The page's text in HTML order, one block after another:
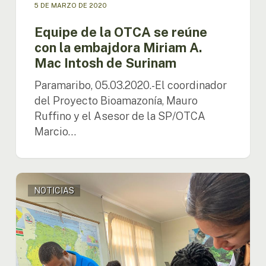
5 DE MARZO DE 2020
Equipe de la OTCA se reúne
con la embajdora Miriam A.
Mac Intosh de Surinam
Paramaribo, 05.03.2020.-El coordinador
del Proyecto Bioamazonía, Mauro
Ruffino y el Asesor de la SP/OTCA
Marcio…
Taller
diseño
del
modelo
conceptual
del
NOTICIAS